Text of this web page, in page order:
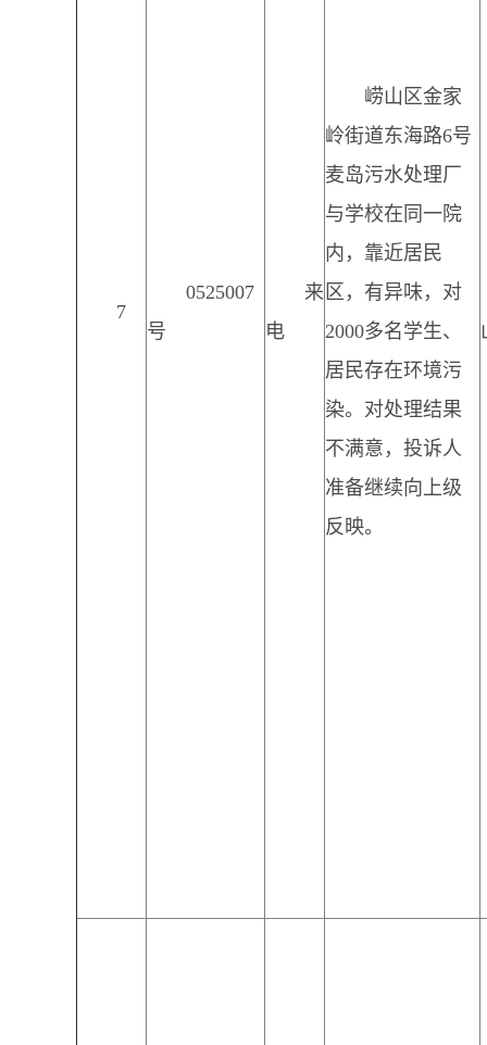
7
0525007
号
来
电
崂山区金家
岭街道东海路6号
麦岛污水处理厂
与学校在同一院
内，靠近居民
区，有异味，对
2000多名学生、
居民存在环境污
染。对处理结果
不满意，投诉人
准备继续向上级
反映。